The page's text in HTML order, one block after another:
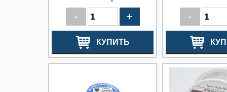
- +
КУПИТЬ
-